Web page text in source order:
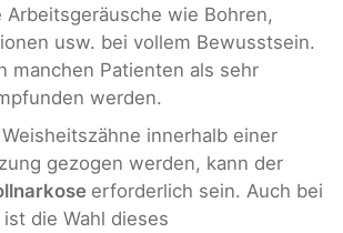
Arbeitsgeräusche wie Bohren,
usw. bei vollem Bewusstsein.
manchen Patienten als sehr
werden.
innerhalb einer
gezogen werden, kann der
erforderlich sein. Auch bei
ist die Wahl dieses